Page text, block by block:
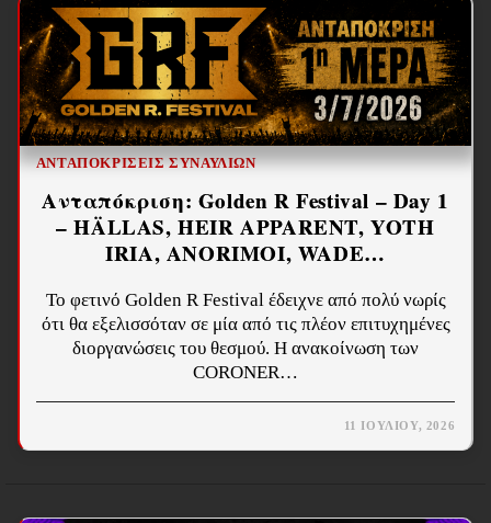
ΑΝΤΑΠΟΚΡΊΣΕΙΣ ΣΥΝΑΥΛΙΏΝ
Ανταπόκριση: Golden R Festival – Day 1
– HÄLLAS, HEIR APPARENT, YOTH
IRIA, ANORIMOI, WADE…
Το φετινό Golden R Festival έδειχνε από πολύ νωρίς
ότι θα εξελισσόταν σε μία από τις πλέον επιτυχημένες
διοργανώσεις του θεσμού. Η ανακοίνωση των
CORONER…
11 ΙΟΥΛΊΟΥ, 2026